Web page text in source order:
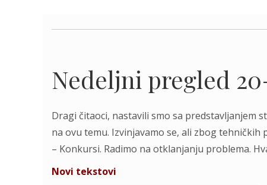
Nedeljni pregled
Dragi čitaoci, nastavili smo sa predstavljanjem
na ovu temu. Izvinjavamo se, ali zbog
– Konkursi. Radimo na otklanjanju problema.
Novi tekstovi